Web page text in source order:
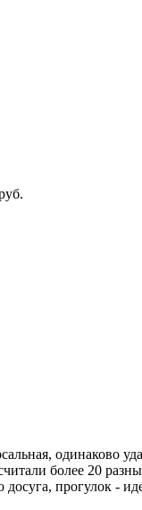
одинаково
более 20
прогулок -